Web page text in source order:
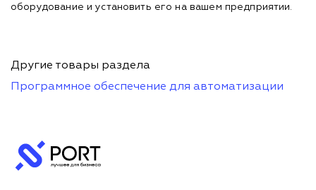
оборудование и установить его на вашем предприятии.
Другие товары раздела
Программное обеспечение для автоматизации